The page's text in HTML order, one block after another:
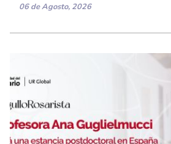
06 de Agosto, 2026